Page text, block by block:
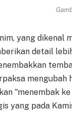
yang dikenal
detail
mengubah
"menembak
yang pada